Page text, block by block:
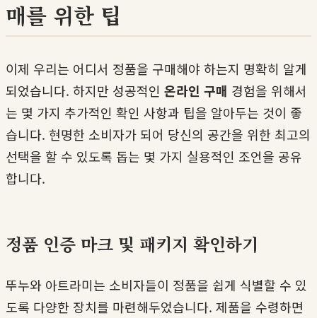
매를 위한 팁
이제 우리는 어디서 정품을 구매해야 하는지 명확히 알게
되었습니다. 하지만 성공적인 온라인 구매 경험을 위해서
는 몇 가지 추가적인 확인 사항과 팁을 알아두는 것이 좋
습니다. 현명한 소비자가 되어 당신의 공간을 위한 최고의
선택을 할 수 있도록 돕는 몇 가지 실용적인 조언을 공유
합니다.
정품 인증 마크 및 패키지 확인하기
뚜누와 아트라미는 소비자들이 정품을 쉽게 식별할 수 있
도록 다양한 장치를 마련해두었습니다. 제품을 수령하면